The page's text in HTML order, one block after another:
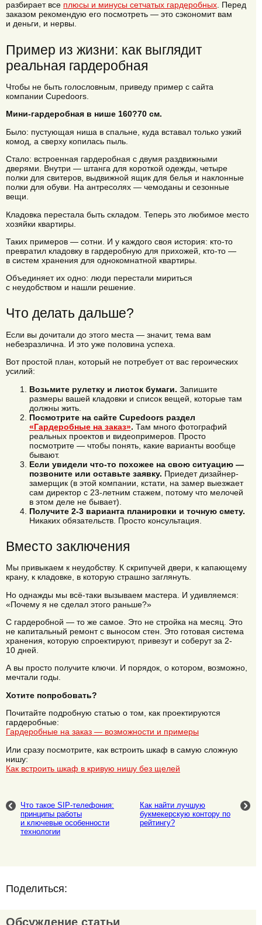
разбирает все плюсы и минусы сетчатых гардеробных. Перед
заказом рекомендую его посмотреть — это сэкономит вам
и деньги, и нервы.
Пример из жизни: как выглядит
реальная гардеробная
Чтобы не быть голословным, приведу пример с сайта
компании Cupedoors.
Мини-гардеробная в нише 160?70 см.
Было: пустующая ниша в спальне, куда вставал только узкий
комод, а сверху копилась пыль.
Стало: встроенная гардеробная с двумя раздвижными
дверями. Внутри — штанга для короткой одежды, четыре
полки для свитеров, выдвижной ящик для белья и наклонные
полки для обуви. На антресолях — чемоданы и сезонные
вещи.
Кладовка перестала быть складом. Теперь это любимое место
хозяйки квартиры.
Таких примеров — сотни. И у каждого своя история: кто-то
превратил кладовку в гардеробную для прихожей, кто-то —
в систем хранения для однокомнатной квартиры.
Объединяет их одно: люди перестали мириться
с неудобством и нашли решение.
Что делать дальше?
Если вы дочитали до этого места — значит, тема вам
небезразлична. И это уже половина успеха.
Вот простой план, который не потребует от вас героических
усилий:
Возьмите рулетку и листок бумаги. Запишите
размеры вашей кладовки и список вещей, которые там
должны жить.
Посмотрите на сайте Cupedoors раздел
«Гардеробные на заказ». Там много фотографий
реальных проектов и видеопримеров. Просто
посмотрите — чтобы понять, какие варианты вообще
бывают.
Если увидели что-то похожее на свою ситуацию —
позвоните или оставьте заявку. Приедет дизайнер-
замерщик (в этой компании, кстати, на замер выезжает
сам директор с 23-летним стажем, потому что мелочей
в этом деле не бывает).
Получите 2-3 варианта планировки и точную смету.
Никаких обязательств. Просто консультация.
Вместо заключения
Мы привыкаем к неудобству. К скрипучей двери, к капающему
крану, к кладовке, в которую страшно заглянуть.
Но однажды мы всё-таки вызываем мастера. И удивляемся:
«Почему я не сделал этого раньше?»
С гардеробной — то же самое. Это не стройка на месяц. Это
не капитальный ремонт с выносом стен. Это готовая система
хранения, которую спроектируют, привезут и соберут за 2-
10 дней.
А вы просто получите ключи. И порядок, о котором, возможно,
мечтали годы.
Хотите попробовать?
Почитайте подробную статью о том, как проектируются
гардеробные:
Гардеробные на заказ — возможности и примеры
Или сразу посмотрите, как встроить шкаф в самую сложную
нишу:
Как встроить шкаф в кривую нишу без щелей
Что такое SIP-телефония:
принципы работы
и ключевые особенности
технологии
Как найти лучшую
букмекерскую контору по
рейтингу?
Поделиться:
Обсуждение статьи